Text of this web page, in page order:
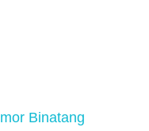
Binatang